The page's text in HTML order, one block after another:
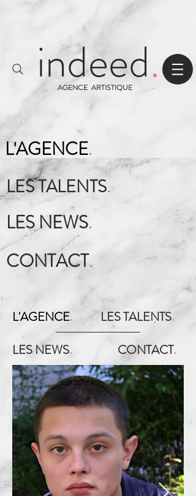
indeed.
AGENCE ARTISTIQUE
L'AGENCE.
LES TALENTS.
LES NEWS.
CONTACT.
L'AGENCE. LES TALENTS.
LES NEWS. CONTACT.